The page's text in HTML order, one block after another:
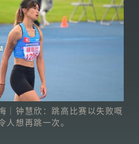
｜钟慧欣：跳高比赛以失败嘅
人想再跳一次。